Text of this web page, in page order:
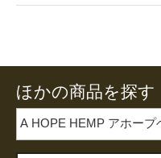
ほかの商品を探す